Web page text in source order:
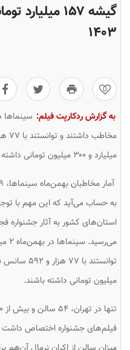
گیشه ۱۵۷
۱۴۰۳
0
به گزارش ردکارپت فیلم:
میلیارد و ۳۰۰ میلیون تومانی داشته باشند.
به حساب می‌آید که این مهم با
استان‌های کشور به آثار جشنواره
میلیون تومانی داشته باشند.
فیلم‌های جشنواره اختصاص